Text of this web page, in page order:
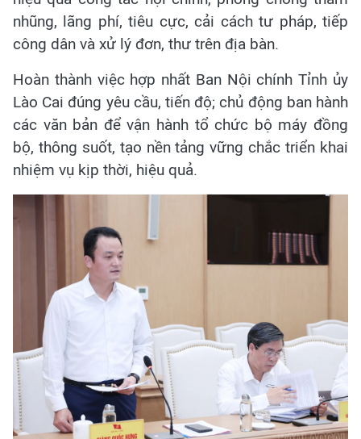
nhũng, lãng phí, tiêu cực, cải cách tư pháp, tiếp
công dân và xử lý đơn, thư trên địa bàn.
Hoàn thành việc hợp nhất Ban Nội chính Tỉnh ủy
Lào Cai đúng yêu cầu, tiến độ; chủ động ban hành
các văn bản để vận hành tổ chức bộ máy đồng
bộ, thông suốt, tạo nền tảng vững chắc triển khai
nhiệm vụ kịp thời, hiệu quả.